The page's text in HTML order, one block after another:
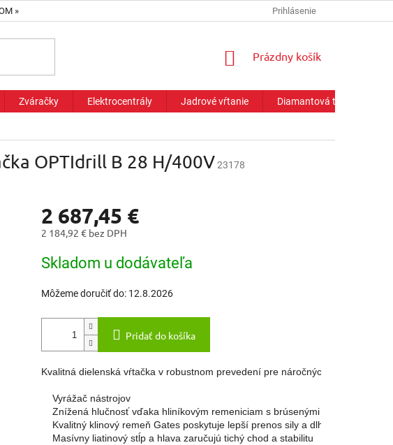
» Prihlásenie
NÁKUPNÝ
Prázdny košík
Zváračky Elektrocentrály Jadrové vŕtanie Diamantová technika
OPTIdrill B 28 H/400V23178
2 687,45 €
2 184,92 € bez DPH
cena:
Skladom u dodávateľa
Môžeme doručiť do: 12.8.2026
Pridať do košíka
Kvalitná dielenská vŕtačka v robustnom prevedení pre náročných užívateľov.
    Vyrážač nástrojov
Znížená hlučnosť vďaka hliníkovým remeniciam s brúsenými drážkovými
    Kvalitný klinový remeň Gates poskytuje lepší prenos sily a dlhú životnosť
    Masívny liatinový stĺp a hlava zaručujú tichý chod a stabilitu